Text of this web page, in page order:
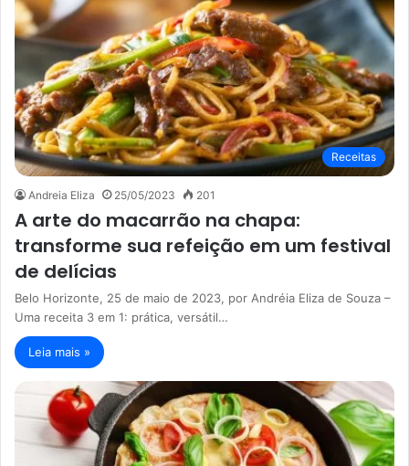
Receitas
Andreia Eliza 25/05/2023 201
A arte do macarrão na chapa:
transforme sua refeição em um festival
de delícias
Belo Horizonte, 25 de maio de 2023, por Andréia Eliza de Souza –
Uma receita 3 em 1: prática, versátil…
Leia mais »